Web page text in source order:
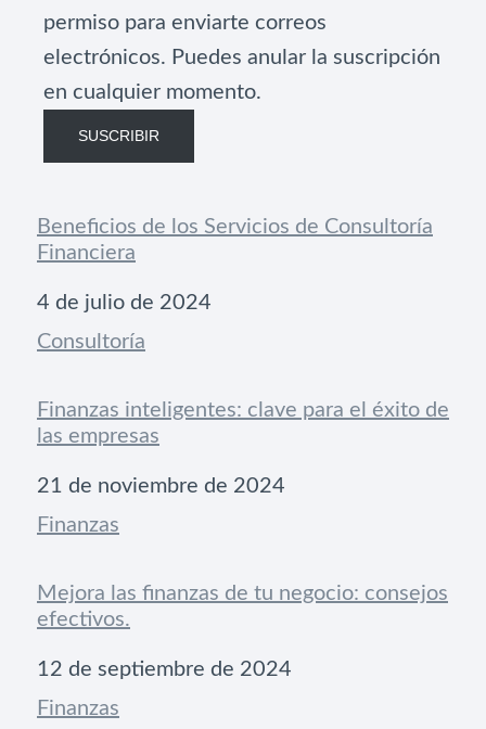
permiso para enviarte correos
electrónicos. Puedes anular la suscripción
en cualquier momento.
SUSCRIBIR
Beneficios de los Servicios de Consultoría
Financiera
Fecha
4 de julio de 2024
Respecto a
Consultoría
Finanzas inteligentes: clave para el éxito de
las empresas
Fecha
21 de noviembre de 2024
Respecto a
Finanzas
Mejora las finanzas de tu negocio: consejos
efectivos.
Fecha
12 de septiembre de 2024
Respecto a
Finanzas